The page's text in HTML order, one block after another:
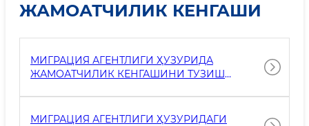
ЖАМОАТЧИЛИК КЕНГАШИ
МИГРАЦИЯ АГЕНТЛИГИ ҲУЗУРИДА
ЖАМОАТЧИЛИК КЕНГАШИНИ ТУЗИШ
МИГРАЦИЯ АГЕНТЛИГИ ҲУЗУРИДАГИ